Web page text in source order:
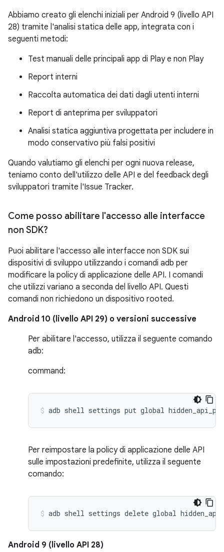
Abbiamo creato gli elenchi iniziali per Android 9 (livello API
28) tramite l'analisi statica delle app, integrata con i
seguenti metodi:
Test manuali delle principali app di Play e non Play
Report interni
Raccolta automatica dei dati dagli utenti interni
Report di anteprima per sviluppatori
Analisi statica aggiuntiva progettata per includere in
modo conservativo più falsi positivi
Quando valutiamo gli elenchi per ogni nuova release,
teniamo conto dell'utilizzo delle API e del feedback degli
sviluppatori tramite l'Issue Tracker.
Come posso abilitare l'accesso alle interfacce
non SDK?
Puoi abilitare l'accesso alle interfacce non SDK sui
dispositivi di sviluppo utilizzando i comandi adb per
modificare la policy di applicazione delle API. I comandi
che utilizzi variano a seconda del livello API. Questi
comandi non richiedono un dispositivo rooted.
Android 10 (livello API 29) o versioni successive
Per abilitare l'accesso, utilizza il seguente comando
adb:
command:
Per reimpostare la policy di applicazione delle API
sulle impostazioni predefinite, utilizza il seguente
comando:
Android 9 (livello API 28)